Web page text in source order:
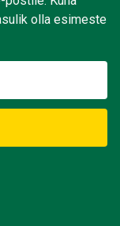
olla esimeste